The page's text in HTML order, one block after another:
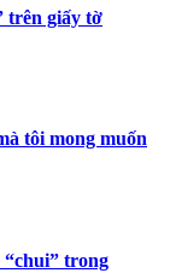
trên giấy tờ
tôi mong muốn
trong